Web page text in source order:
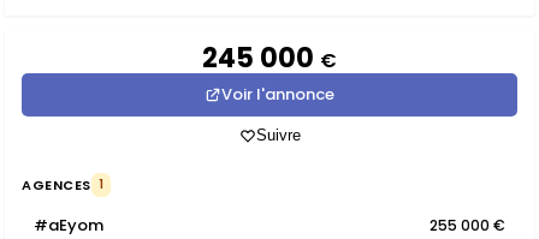
245 000 €
Voir l'annonce
Suivre
AGENCES 1
#aEyom 255 000 €